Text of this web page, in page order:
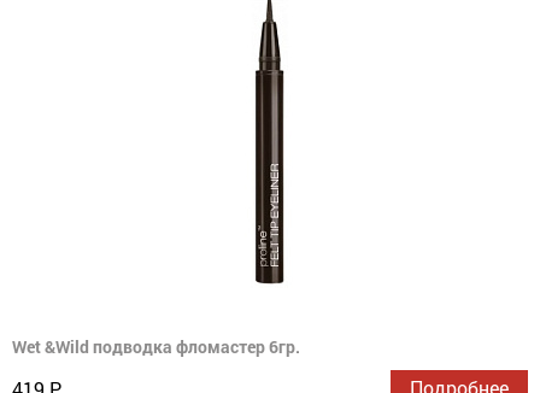
Wet &Wild подводка фломастер 6гр.